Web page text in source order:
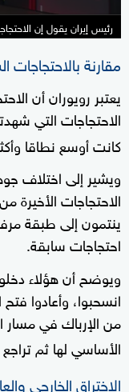
رئيس إيران يقول إن
مقارنة بالاحتجاجات
يعتبر رويوران أن
الاحتجاجات التي
كانت أوسع نطاقا
ويشير إلى اختلاف
الاحتجاجات الأخيرة
ينتمون إلى طبقة
احتجاجات سابقة.
ويوضح أن هؤلاء
انسحبوا، وأعادوا
من الإرباك في مسار
الأساسي لها ثم
الاختراق الخارجي